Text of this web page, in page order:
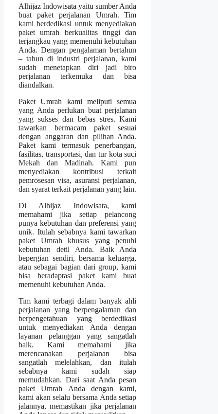
Alhijaz Indowisata yaitu sumber Anda
buat paket perjalanan Umrah. Tim
kami berdedikasi untuk menyediakan
paket umrah berkualitas tinggi dan
terjangkau yang memenuhi kebutuhan
Anda. Dengan pengalaman bertahun
– tahun di industri perjalanan, kami
sudah menetapkan diri jadi biro
perjalanan terkemuka dan bisa
diandalkan.
Paket Umrah kami meliputi semua
yang Anda perlukan buat perjalanan
yang sukses dan bebas stres. Kami
tawarkan bermacam paket sesuai
dengan anggaran dan pilihan Anda.
Paket kami termasuk penerbangan,
fasilitas, transportasi, dan tur kota suci
Mekah dan Madinah. Kami pun
menyediakan kontribusi terkait
pemrosesan visa, asuransi perjalanan,
dan syarat terkait perjalanan yang lain.
Di Alhijaz Indowisata, kami
memahami jika setiap pelancong
punya kebutuhan dan preferensi yang
unik. Itulah sebabnya kami tawarkan
paket Umrah khusus yang penuhi
kebutuhan detil Anda. Baik Anda
bepergian sendiri, bersama keluarga,
atau sebagai bagian dari group, kami
bisa beradaptasi paket kami buat
memenuhi kebutuhan Anda.
Tim kami terbagi dalam banyak ahli
perjalanan yang berpengalaman dan
berpengetahuan yang berdedikasi
untuk menyediakan Anda dengan
layanan pelanggan yang sangatlah
baik. Kami memahami jika
merencanakan perjalanan bisa
sangatlah melelahkan, dan itulah
sebabnya kami sudah siap
memudahkan. Dari saat Anda pesan
paket Umrah Anda dengan kami,
kami akan selalu bersama Anda setiap
jalannya, memastikan jika perjalanan